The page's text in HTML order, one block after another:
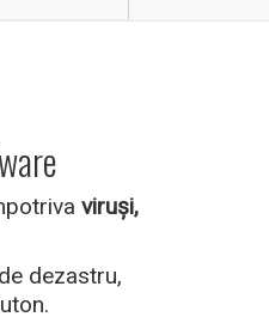
viruși,
dezastru,